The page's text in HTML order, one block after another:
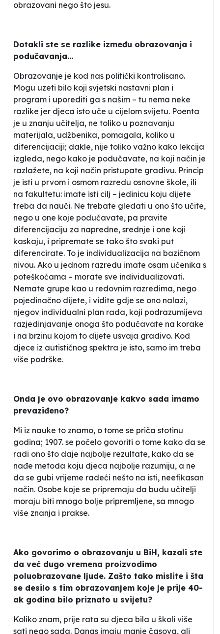
obrazovani nego što jesu.
Dotakli ste se razlike između obrazovanja i
podučavanja...
Obrazovanje je kod nas politički kontrolisano.
Mogu uzeti bilo koji svjetski nastavni plan i
program i uporediti ga s našim – tu nema neke
razlike jer djeca isto uče u cijelom svijetu. Poenta
je u znanju učitelja, ne toliko u poznavanju
materijala, udžbenika, pomagala, koliko u
diferencijaciji; dakle, nije toliko važno kako lekcija
izgleda, nego kako je podučavate, na koji način je
razlažete, na koji način pristupate gradivu. Princip
je isti u prvom i osmom razredu osnovne škole, ili
na fakultetu: imate isti cilj – jedinicu koju dijete
treba da nauči. Ne trebate gledati u ono što učite,
nego u one koje podučavate, pa pravite
diferencijaciju za napredne, srednje i one koji
kaskaju, i pripremate se tako što svaki put
diferencirate. To je individualizacija na bazičnom
nivou. Ako u jednom razredu imate osam učenika s
poteškoćama – morate sve individualizovati.
Nemate grupe kao u redovnim razredima, nego
pojedinačno dijete, i vidite gdje se ono nalazi,
njegov individualni plan rada, koji podrazumijeva
razjedinjavanje onoga što podučavate na korake
i na brzinu kojom to dijete usvaja gradivo. Kod
djece iz autističnog spektra je isto, samo im treba
više podrške.
Onda je ovo obrazovanje kakvo sada imamo
prevaziđeno?
Mi iz nauke to znamo, o tome se priča stotinu
godina; 1907. se počelo govoriti o tome kako da se
radi ono što daje najbolje rezultate, kako da se
nađe metoda koju djeca najbolje razumiju, a ne
da se gubi vrijeme radeći nešto na isti, neefikasan
način. Osobe koje se pripremaju da budu učitelji
moraju biti mnogo bolje pripremljene, sa mnogo
više znanja i prakse.
Ako govorimo o obrazovanju u BiH, kazali ste
da već dugo vremena proizvodimo
poluobrazovane ljude. Zašto tako mislite i šta
se desilo s tim obrazovanjem koje je prije 40-
ak godina bilo priznato u svijetu?
Koliko znam, prije rata su djeca bila u školi više
sati nego sada. Danas imaju manje časova, ali